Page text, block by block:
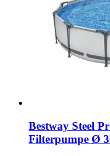
Bestway Steel
Filterpumpe Ø